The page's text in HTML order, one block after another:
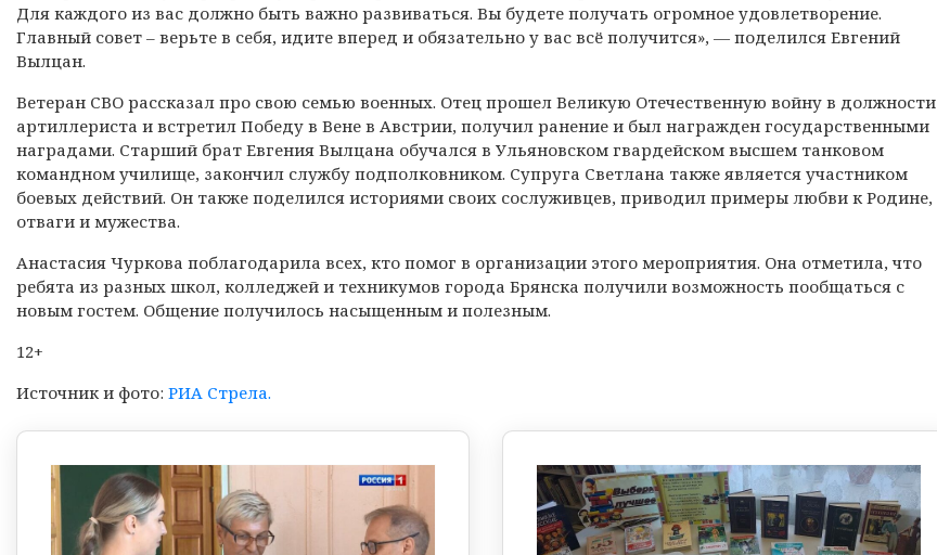
Для каждого из вас должно быть важно развиваться. Вы будете получать огромное удовлетворение.
Главный совет – верьте в себя, идите вперед и обязательно у вас всё получится», — поделился Евгений
Вылцан.
Ветеран СВО рассказал про свою семью военных. Отец прошел Великую Отечественную войну в должности
артиллериста и встретил Победу в Вене в Австрии, получил ранение и был награжден государственными
наградами. Старший брат Евгения Вылцана обучался в Ульяновском гвардейском высшем танковом
командном училище, закончил службу подполковником. Супруга Светлана также является участником
боевых действий. Он также поделился историями своих сослуживцев, приводил примеры любви к Родине,
отваги и мужества.
Анастасия Чуркова поблагодарила всех, кто помог в организации этого мероприятия. Она отметила, что
ребята из разных школ, колледжей и техникумов города Брянска получили возможность пообщаться с
новым гостем. Общение получилось насыщенным и полезным.
12+
Источник и фото: РИА Стрела.